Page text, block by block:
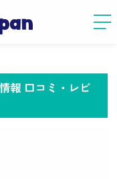
報 口コミ・レビ